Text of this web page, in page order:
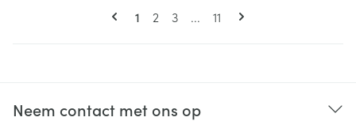
Pagina's
U lees momenteel pagina
1 Pagina
2 Pagina
3 ... Pagina
11
Neem contact met ons op